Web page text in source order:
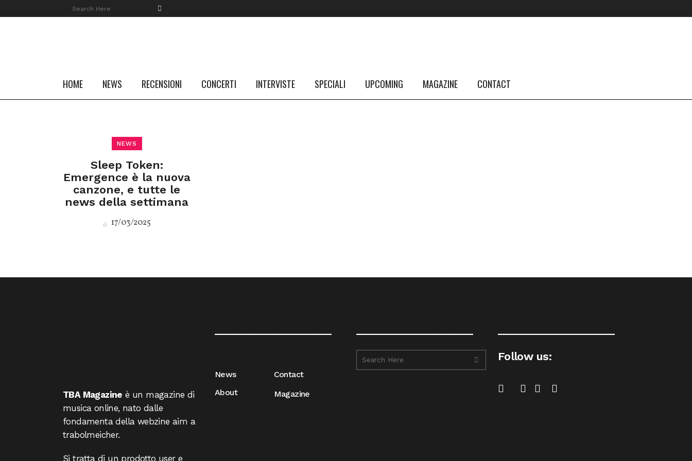
HOME NEWS RECENSIONI CONCERTI INTERVISTE SPECIALI UPCOMING MAGAZINE CONTACT
NEWS
Sleep Token:
Emergence è la nuova
canzone, e tutte le
news della settimana
17/03/2025
FOLLOW US #TBA
INSTAGRAM FEED
TBA Magazine è un magazine di
musica online, nato dalle
fondamenta della webzine aim a
trabolmeicher.
Si tratta di un prodotto user e
News
About
Contact
Magazine
Follow us: